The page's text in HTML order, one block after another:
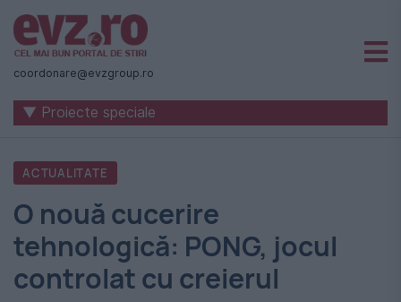
Știri
naționale
internaționale
România
-
Evenimentul
Zilei
coordonare@evzgroup.ro
▼ Proiecte speciale
ACTUALITATE
O nouă cucerire
tehnologică: PONG, jocul
controlat cu creierul